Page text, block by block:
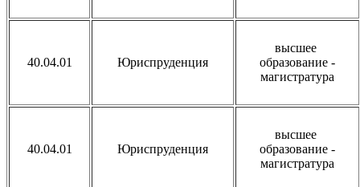
40.04.01 Юриспруденция
высшее
образование -
магистратура
40.04.01 Юриспруденция
высшее
образование -
магистратура